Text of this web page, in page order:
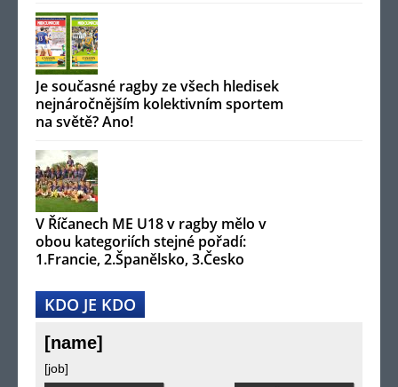
Je současné ragby ze všech hledisek
nejnáročnějším kolektivním sportem
na světě? Ano!
V Říčanech ME U18 v ragby mělo v
obou kategoriích stejné pořadí:
1.Francie, 2.Španělsko, 3.Česko
KDO JE KDO
[name]
[job]